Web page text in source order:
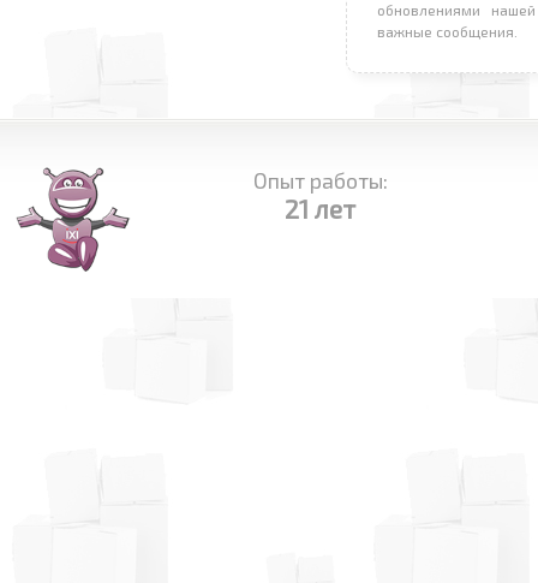
обновлениями
важные сообщения.
Опыт работы:
21 лет